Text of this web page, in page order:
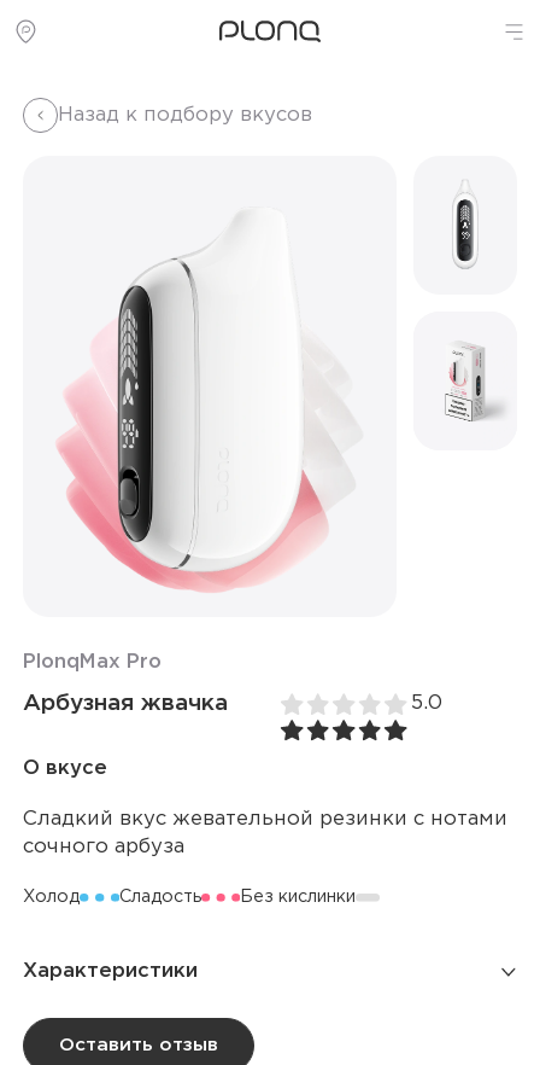
Назад к подбору вкусов
Plonq Max Pro
Арбузная жвачка 5.0
О вкусе
Сладкий вкус жевательной резинки с нотами
сочного арбуза
Холод Сладость Без кислинки
Характеристики
Количество затяжек
Оставить отзыв